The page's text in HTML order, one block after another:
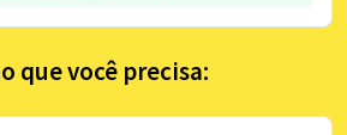
que você precisa: